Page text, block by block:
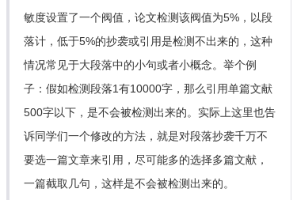
敏度设置了一个阀值，论文检测该阀值为5%，以段
落计，低于5%的抄袭或引用是检测不出来的，这种
情况常见于大段落中的小句或者小概念。举个例
子：假如检测段落1有10000字，那么引用单篇文献
500字以下，是不会被检测出来的。实际上这里也告
诉同学们一个修改的方法，就是对段落抄袭千万不
要选一篇文章来引用，尽可能多的选择多篇文献，
一篇截取几句，这样是不会被检测出来的。